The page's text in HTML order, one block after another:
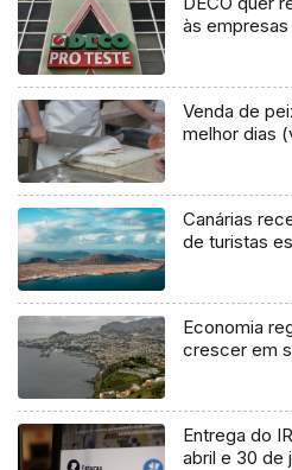
às
Venda de
melhor dias
Canárias
de turistas
Economia
crescer em
Entrega do
abril e 30 de